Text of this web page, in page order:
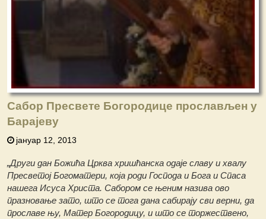
Сабор Пресвете Богородице прослављен у
Барајеву
јануар 12, 2013
„Други дан Божића Црква хришћанска одаје славу и хвалу
Пресветој Богоматери, која роди Господа и Бога и Спаса
нашега Исуса Христа. Сабором се њеним назива ово
празновање зато, што се тога дана сабирају сви верни, да
прославе њу, Матер Богорoдицу, и што се торжествено,